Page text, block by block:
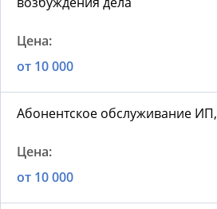
от 10 000
Абонентское обслуживание
от 10 000